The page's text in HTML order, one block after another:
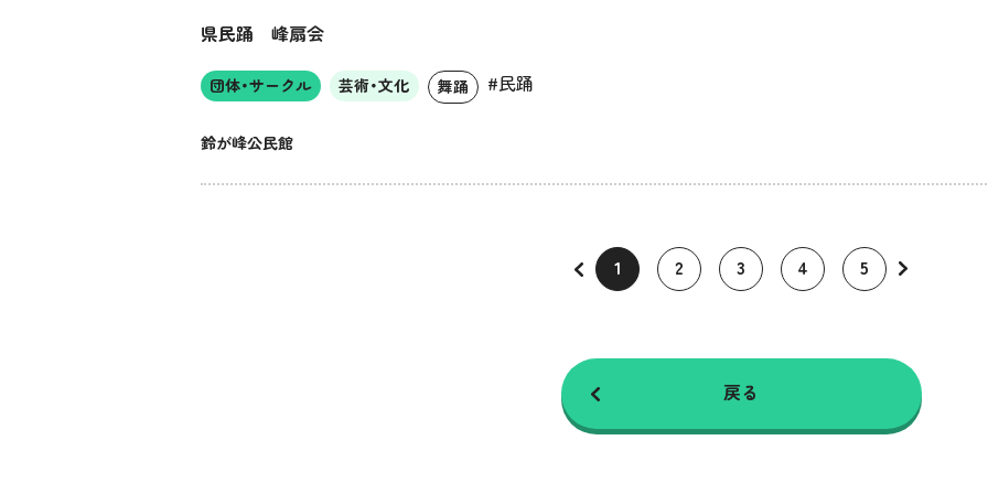
県民踊 峰扇会
団体・サークル 芸術・文化 舞踊 #民踊
鈴が峰公民館
1 2 3 4 5
戻る